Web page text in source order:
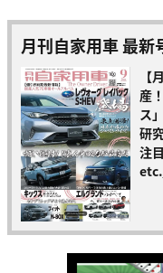
月刊自家用車 最新
【
産
ス
研
注
etc.